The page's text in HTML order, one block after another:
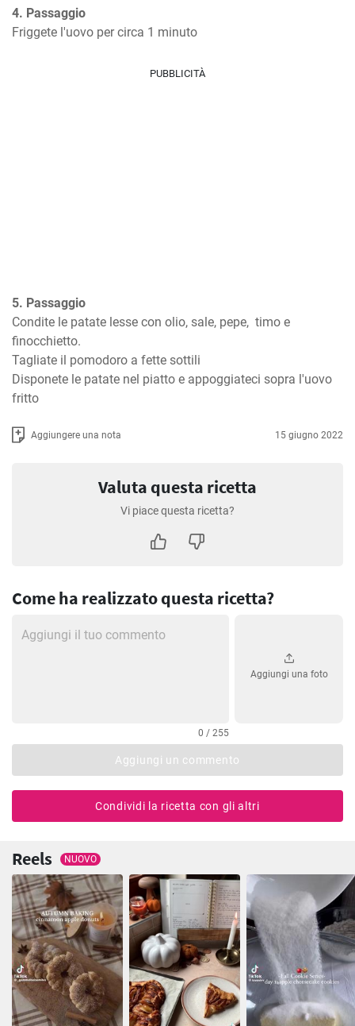
4. Passaggio
Friggete l'uovo per circa 1 minuto
PUBBLICITÀ
5. Passaggio
Condite le patate lesse con olio, sale, pepe,  timo e
finocchietto.
Tagliate il pomodoro a fette sottili
Disponete le patate nel piatto e appoggiateci sopra l'uovo
fritto
Aggiungere una nota 15 giugno 2022
Valuta questa ricetta
Vi piace questa ricetta?
Come ha realizzato questa ricetta?
0 / 255
Aggiungi una foto
Aggiungi un commento
Condividi la ricetta con gli altri
Reels NUOVO